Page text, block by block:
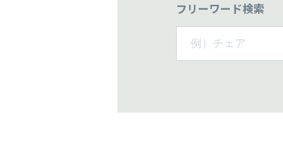
フリーワード検索